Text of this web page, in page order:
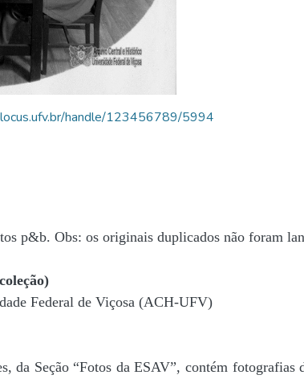
handle/123456789/5994
p&b. Obs: os originais duplicados não foram
Federal de Viçosa (ACH-UFV)
da Seção “Fotos da ESAV”, contém